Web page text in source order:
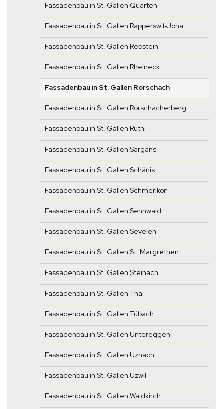
Fassadenbau in St. Gallen Quarten
Fassadenbau in St. Gallen Rapperswil-Jona
Fassadenbau in St. Gallen Rebstein
Fassadenbau in St. Gallen Rheineck
Fassadenbau in St. Gallen Rorschach
Fassadenbau in St. Gallen Rorschacherberg
Fassadenbau in St. Gallen Rüthi
Fassadenbau in St. Gallen Sargans
Fassadenbau in St. Gallen Schänis
Fassadenbau in St. Gallen Schmerikon
Fassadenbau in St. Gallen Sennwald
Fassadenbau in St. Gallen Sevelen
Fassadenbau in St. Gallen St. Margrethen
Fassadenbau in St. Gallen Steinach
Fassadenbau in St. Gallen Thal
Fassadenbau in St. Gallen Tübach
Fassadenbau in St. Gallen Untereggen
Fassadenbau in St. Gallen Uznach
Fassadenbau in St. Gallen Uzwil
Fassadenbau in St. Gallen Waldkirch